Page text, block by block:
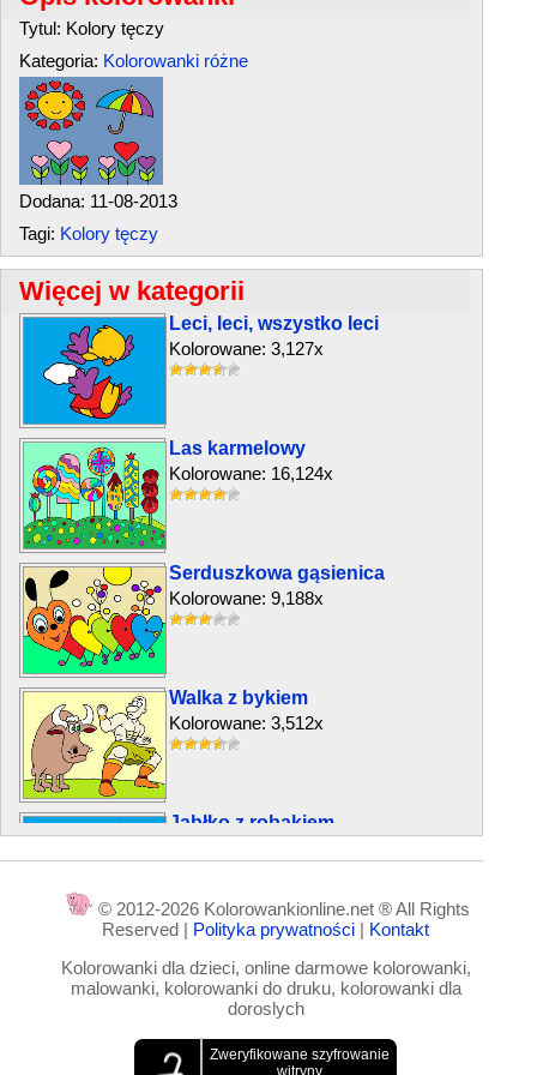
Tytul: Kolory tęczy
Kategoria: Kolorowanki różne
Dodana: 11-08-2013
Tagi: Kolory tęczy
Więcej w kategorii
Leci, leci, wszystko leci
Kolorowane: 3,127x
Las karmelowy
Kolorowane: 16,124x
Serduszkowa gąsienica
Kolorowane: 9,188x
Walka z bykiem
Kolorowane: 3,512x
Jabłko z robakiem
Kolorowane: 12,584x
© 2012-2026 Kolorowankionline.net ® All Rights
Reserved | Polityka prywatności | Kontakt
Kolorowanki dla dzieci, online darmowe kolorowanki,
malowanki, kolorowanki do druku, kolorowanki dla
doroslych